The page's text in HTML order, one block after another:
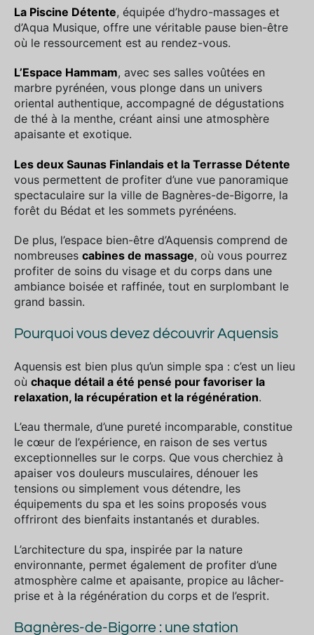
La Piscine Détente, équipée d’hydro-massages et
d’Aqua Musique, offre une véritable pause bien-être
où le ressourcement est au rendez-vous.
L’Espace Hammam, avec ses salles voûtées en
marbre pyrénéen, vous plonge dans un univers
oriental authentique, accompagné de dégustations
de thé à la menthe, créant ainsi une atmosphère
apaisante et exotique.
Les deux Saunas Finlandais et la Terrasse Détente
vous permettent de profiter d’une vue panoramique
spectaculaire sur la ville de Bagnères-de-Bigorre, la
forêt du Bédat et les sommets pyrénéens.
De plus, l’espace bien-être d’Aquensis comprend de
nombreuses cabines de massage, où vous pourrez
profiter de soins du visage et du corps dans une
ambiance boisée et raffinée, tout en surplombant le
grand bassin.
Pourquoi vous devez découvrir Aquensis
Aquensis est bien plus qu’un simple spa : c’est un lieu
où chaque détail a été pensé pour favoriser la
relaxation, la récupération et la régénération.
L’eau thermale, d’une pureté incomparable, constitue
le cœur de l’expérience, en raison de ses vertus
exceptionnelles sur le corps. Que vous cherchiez à
apaiser vos douleurs musculaires, dénouer les
tensions ou simplement vous détendre, les
équipements du spa et les soins proposés vous
offriront des bienfaits instantanés et durables.
L’architecture du spa, inspirée par la nature
environnante, permet également de profiter d’une
atmosphère calme et apaisante, propice au lâcher-
prise et à la régénération du corps et de l’esprit.
Bagnères-de-Bigorre : une station